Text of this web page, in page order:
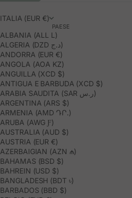
ITALIA (EUR €)
PAESE
ALBANIA (ALL L)
ALGERIA (DZD د.ج)
ANDORRA (EUR €)
ANGOLA (AOA KZ)
ANGUILLA (XCD $)
ANTIGUA E BARBUDA (XCD $)
ARABIA SAUDITA (SAR ر.س)
ARGENTINA (ARS $)
ARMENIA (AMD ԴՐ.)
ARUBA (AWG Ƒ)
AUSTRALIA (AUD $)
AUSTRIA (EUR €)
AZERBAIGIAN (AZN ₼)
BAHAMAS (BSD $)
BAHREIN (USD $)
BANGLADESH (BDT ৳)
BARBADOS (BBD $)